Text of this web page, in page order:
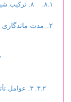
۸. ترکیب
مدت
۳. عوامل تأثیرگذار بر مدت ماندگاری شیدینگ و کانتور لب